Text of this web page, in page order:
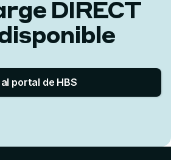
DIRECT
portal de HBS